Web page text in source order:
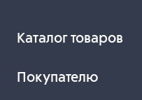
Каталог товаров
Покупателю